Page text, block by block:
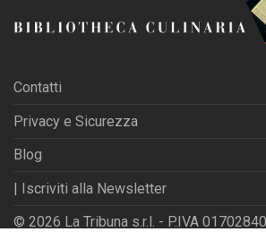
Contatti
Privacy e Sicurezza
Blog
| Iscriviti alla Newsletter
© 2026 La Tribuna s.r.l. - P.IVA